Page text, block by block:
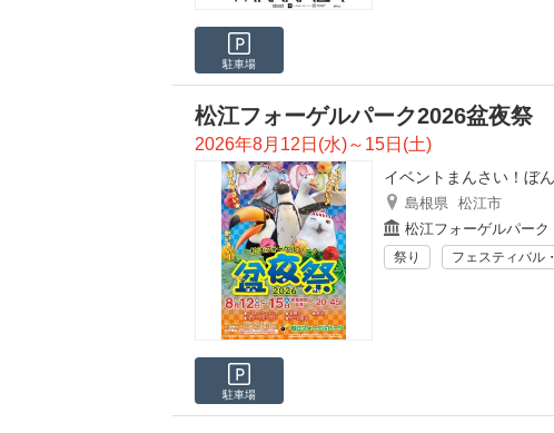
駐車場
松江フォーゲルパーク2026盆夜祭
2026年8月12日(水)～15日(土)
イベントまんさい！ぼ
島根県 松江市
松江フォーゲルパーク
祭り フェスティバル
駐車場